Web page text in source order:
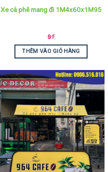
Xe cà phê mang đi 1M4x60x1M95
9₫
THÊM VÀO GIỎ HÀNG